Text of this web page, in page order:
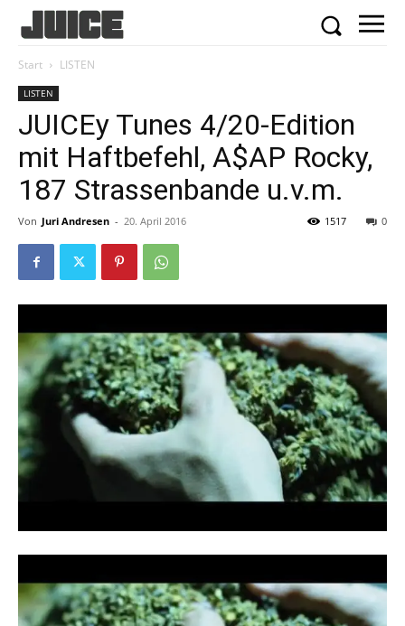
Start LISTEN
LISTEN
JUICEy Tunes 4/20-Edition
mit Haftbefehl, A$AP Rocky,
187 Strassenbande u.v.m.
Von Juri Andresen - 20. April 2016 0
1517